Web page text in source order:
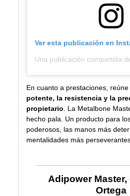
Ver esta publicación en
En cuanto a prestaciones, reúne
potente, la resistencia y la
propietario . La Metalbone
hecho pala. Un producto para
poderosos, las manos más
mentalidades más
Adipower Master,
Ortega